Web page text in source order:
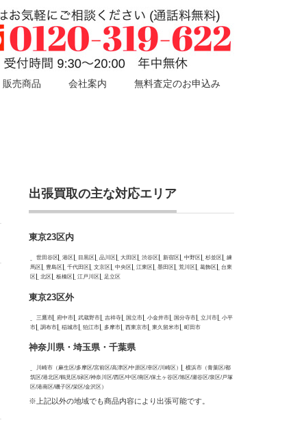
販売商品 会社案内 無料査定のお申込み
出張買取の主な対応エリア
東京23区内
世田谷区 港区 目黒区 品川区 大田区 渋谷区 新宿区 中野区 杉並区
練
馬区
豊島区 千代田区 文京区 中央区 江東区 墨田区 荒川区 葛飾区
台東
区
北区 板橋区 江戸川区 足立区
東京23区外
三鷹市 府中市 武蔵野市 吉祥寺 国立市 小金井市 国分寺市 立川市
小平
市
調布市 稲城市 狛江市 多摩市 西東京市 東久留米市 町田市
神奈川県・埼玉県・千葉県
川崎市（麻生区/多摩区/宮前区/高津区/中原区/幸区/川崎区）
横浜市（青葉区/都
筑区/港北区/鶴見区/緑区/神奈川区/西区/中区/南区/保土ヶ谷区/旭区/瀬谷区/泉区/戸塚
区/港南区/磯子区/栄区/金沢区）
※上記以外の地域でも商品内容により出張可能です。